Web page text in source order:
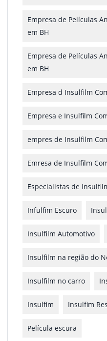
Empresa de Películas
em BH
Empresa de Películas
em BH
Empresa d Insulfilm
Empresa e Insulfilm
empres de Insulfilm
Emresa de Insulfilm
Especialistas de
Infulfim Escuro
Insulfilm Automotivo
Insulfilm na região do
Insulfilm no carro
Insulfim Insulfim
Película escura